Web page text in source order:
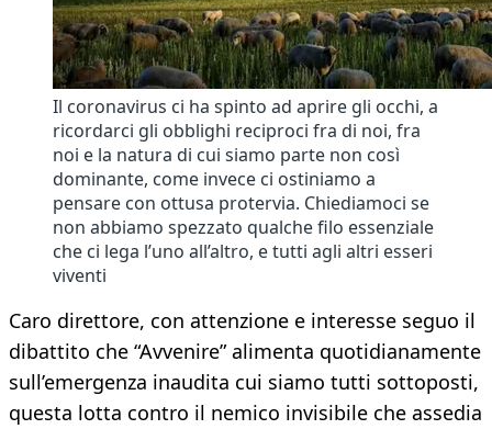
Il coronavirus ci ha spinto ad aprire gli occhi, a
ricordarci gli obblighi reciproci fra di noi, fra
noi e la natura di cui siamo parte non così
dominante, come invece ci ostiniamo a
pensare con ottusa protervia. Chiediamoci se
non abbiamo spezzato qualche filo essenziale
che ci lega l’uno all’altro, e tutti agli altri esseri
viventi
Caro direttore, con attenzione e interesse seguo il
dibattito che “Avvenire” alimenta quotidianamente
sull’emergenza inaudita cui siamo tutti sottoposti,
questa lotta contro il nemico invisibile che assedia